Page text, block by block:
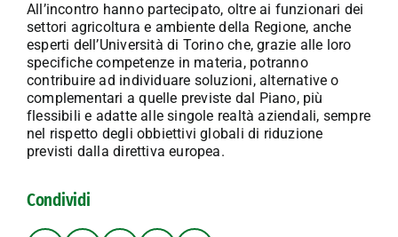
All’incontro hanno partecipato, oltre ai funzionari dei
settori agricoltura e ambiente della Regione, anche
esperti dell’Università di Torino che, grazie alle loro
specifiche competenze in materia, potranno
contribuire ad individuare soluzioni, alternative o
complementari a quelle previste dal Piano, più
flessibili e adatte alle singole realtà aziendali, sempre
nel rispetto degli obbiettivi globali di riduzione
previsti dalla direttiva europea.
Condividi